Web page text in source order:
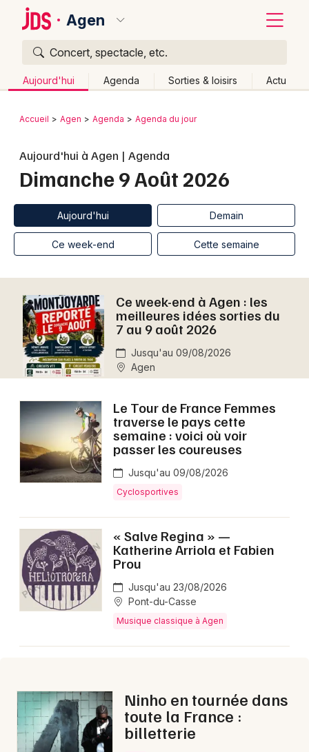
Agen
Concert, spectacle, etc.
Aujourd'hui Agenda Sorties & loisirs Actu
Publier un événement
Grands événements
Activité & Expérience
Foires & salons
Spectacles
Concerts
Sports
Sorties famille
Sorties & loisirs
Aujourd'hui en Lot-et-Garonne
Aujourd'hui en Aquitaine
Newsletter des sorties
Colmar
Lille
Lyon
Marseille
Montpellier
Nantes
Nice
Paris
Strasbourg
Toulouse
Toutes les villes
Retour
Accueil Agen Agenda Agenda du jour
Aujourd'hui à Agen | Agenda
Dimanche 9 Août 2026
Aujourd'hui Demain
Ce week-end Cette semaine
Ce week-end à Agen : les
meilleures idées sorties du
7 au 9 août 2026
Jusqu'au 09/08/2026
Agen
Le Tour de France Femmes
traverse le pays cette
semaine : voici où voir
passer les coureuses
Jusqu'au 09/08/2026
Cyclosportives
« Salve Regina » —
Katherine Arriola et Fabien
Prou
Jusqu'au 23/08/2026
Pont-du-Casse
Musique classique à Agen
Ninho en tournée dans
toute la France :
billetterie
Quoi ?
Où ?
Partout
Près de moi Changer de lieu
Quand ?
Effacer les dates
Aujourd'hui
Demain Ce week-end Autre